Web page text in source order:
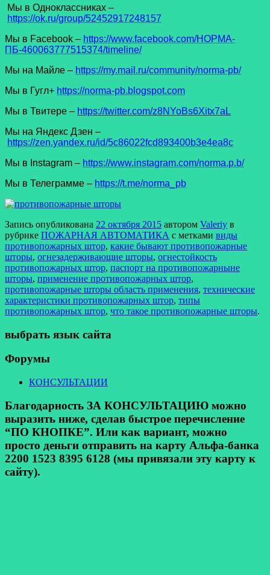
Мы в Одноклассниках –
https://ok.ru/group/52452917248157
Мы в Facеbook – https://www.facebook.com/НОРМА-
ПБ-460063777515374/timeline/
Мы на Майле – https://my.mail.ru/community/norma-pb/
Мы в Гугл+ https://norma-pb.blogspot.com
Мы в Твитере – https://twitter.com/z8NYoBs6Xitx7aL
Мы на Яндекс Дзен –
https://zen.yandex.ru/id/5c86022fcd893400b3e4ea8c
Мы в Instagram – https://www.instagram.com/norma.p.b/
Мы в Телеграмме – https://t.me/norma_pb
Запись опубликована 22 октября 2015 автором Valeriy в
рубрике ПОЖАРНАЯ АВТОМАТИКА с метками виды
противопожарных штор, какие бывают противопожарные
шторы, огнезадерживающие шторы, огнестойкость
противопожарных штор, паспорт на противопожарныне
шторы, применение противопожарных штор,
противопожарные шторы область применения, технические
характеристики противопожарных штор, типы
противопожарных штор, что такое противопожарные шторы.
выбрать язык сайта
Форумы
КОНСУЛЬТАЦИИ
Благодарность ЗА КОНСУЛЬТАЦИЮ можно
выразить ниже, сделав быстрое перечисление
“ПО КНОПКЕ”. Или как вариант, можно
просто деньги отправить на карту Альфа-банка
2200 1523 8395 6128 (мы привязали эту карту к
сайту).